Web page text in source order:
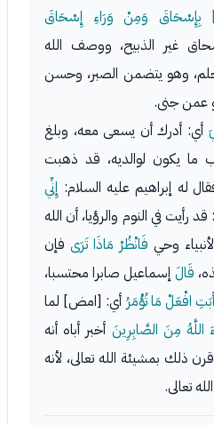
بِإِسْحَاقَ وَمِنْ وَرَاءِ إِسْحَاقَ
غير الذبيح، ووصف الله
وهو يتضمن الصبر، وحسن
عمن جنى.
أي: أدرك أن يسعى معه، وبلغ
ما يكون لوالديه، قد ذهبت
له إبراهيم عليه السلام: إِنِّي
رأيت في النوم والرؤيا، أن الله
فَانْظُرْ مَاذَا تَرَى فإن
قَالَإسماعيل صابرا محتسبا،
افْعَلْ مَا تُؤْمَرُ أي: [امض] لما
مِنَ الصَّابِرِينَ أخبر أباه أنه
ذلك بمشيئة الله تعالى، لأنه
تعالى.